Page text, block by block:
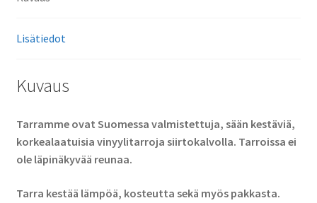
Lisätiedot
Kuvaus
Tarramme ovat Suomessa valmistettuja, sään kestäviä,
korkealaatuisia vinyylitarroja siirtokalvolla. Tarroissa ei
ole läpinäkyvää reunaa.
Tarra kestää lämpöä, kosteutta sekä myös pakkasta.